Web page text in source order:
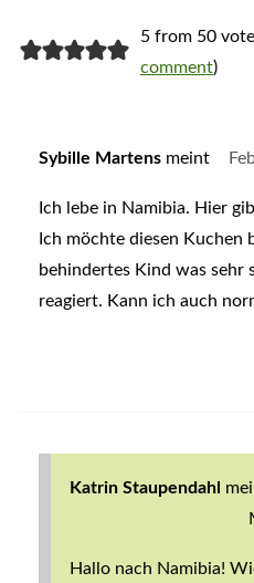
5 from 50
comment)
Sybille Martens meint
Ich lebe in Namibia. Hier
Ich möchte diesen Kuchen
behindertes Kind was sehr
reagiert. Kann ich auch
Katrin Staupendahl
Hallo nach Namibia!